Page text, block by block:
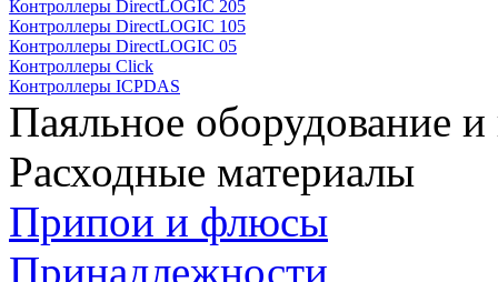
Контроллеры DirectLOGIC 205
Контроллеры DirectLOGIC 105
Контроллеры DirectLOGIC 05
Контроллеры Click
Контроллеры ICPDAS
Паяльное оборудование
Расходные материалы
Припои и флюсы
Принадлежности